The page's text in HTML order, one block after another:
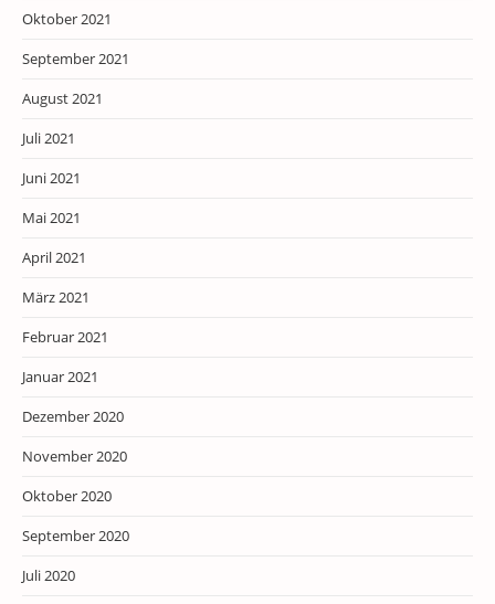
Oktober 2021
September 2021
August 2021
Juli 2021
Juni 2021
Mai 2021
April 2021
März 2021
Februar 2021
Januar 2021
Dezember 2020
November 2020
Oktober 2020
September 2020
Juli 2020